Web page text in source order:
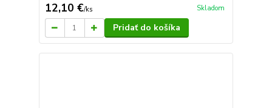
12,10 €/ks Skladom
Pridať do košíka